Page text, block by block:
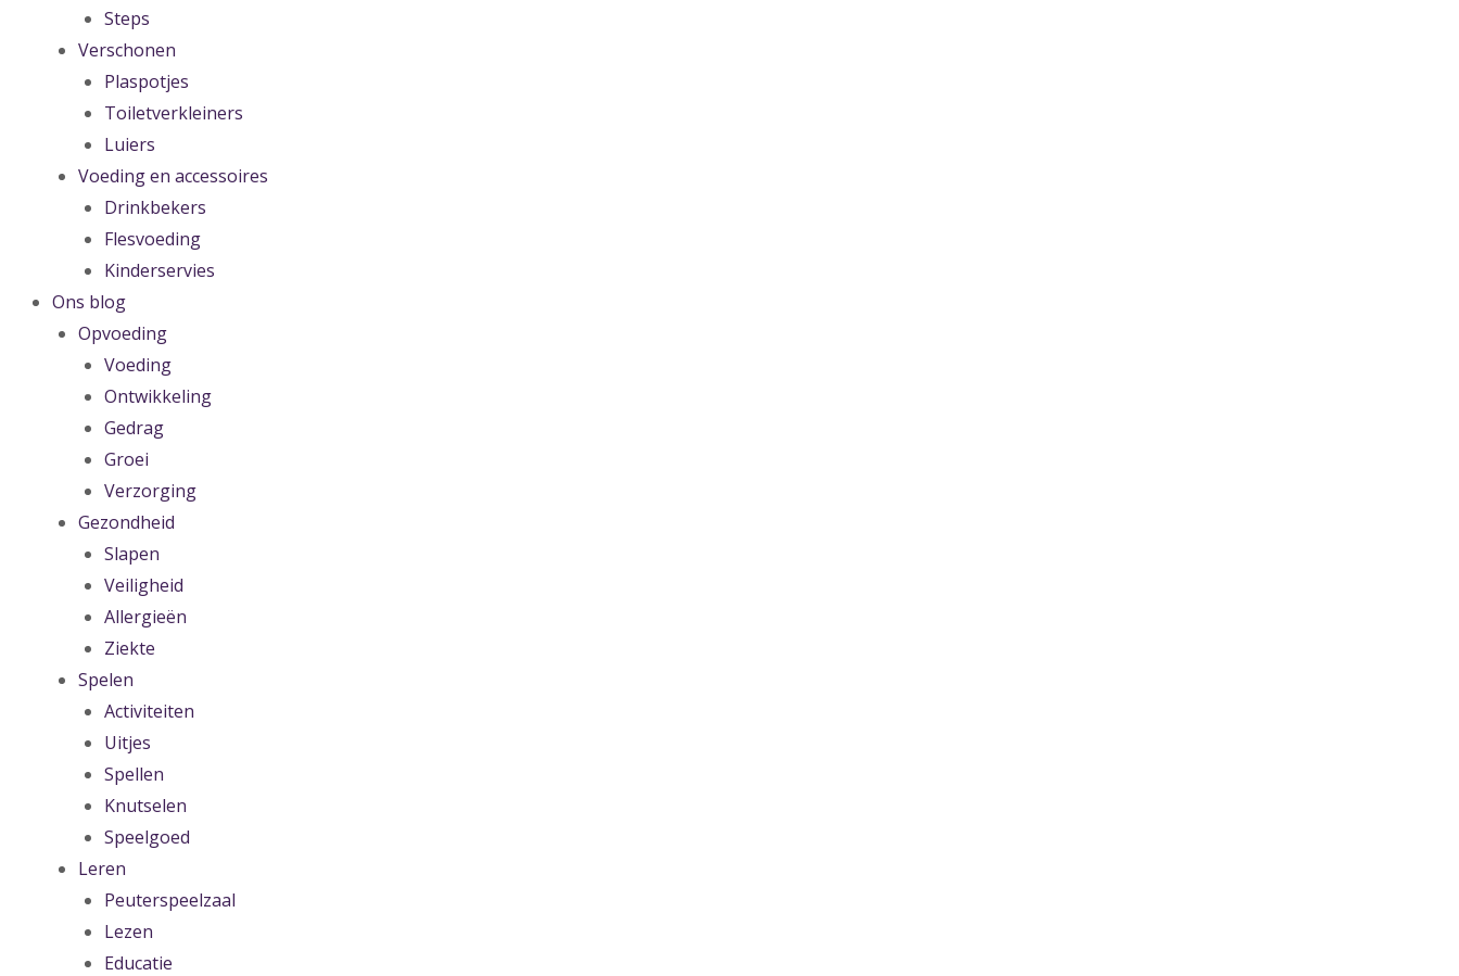
Steps
Verschonen
Plaspotjes
Toiletverkleiners
Luiers
Voeding en accessoires
Drinkbekers
Flesvoeding
Kinderservies
Ons blog
Opvoeding
Voeding
Ontwikkeling
Gedrag
Groei
Verzorging
Gezondheid
Slapen
Veiligheid
Allergieën
Ziekte
Spelen
Activiteiten
Uitjes
Spellen
Knutselen
Speelgoed
Leren
Peuterspeelzaal
Lezen
Educatie